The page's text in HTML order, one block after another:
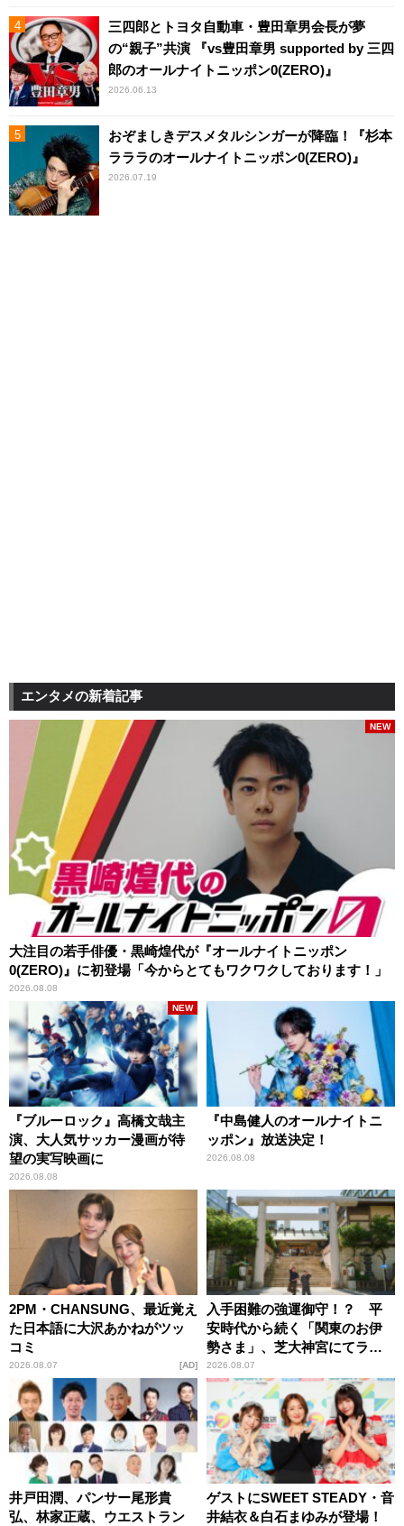
三四郎とトヨタ自動車・豊田章男会長が夢
の“親子”共演 『vs豊田章男 supported by 三四
郎のオールナイトニッポン0(ZERO)』
2026.06.13
おぞましきデスメタルシンガーが降臨！『杉本
ラララのオールナイトニッポン0(ZERO)』
2026.07.19
エンタメの新着記事
大注目の若手俳優・黒崎煌代が『オールナイトニッポン
0(ZERO)』に初登場「今からとてもワクワクしております！」
2026.08.08
NEW
『ブルーロック』高橋文哉主
演、大人気サッカー漫画が待
望の実写映画に
2026.08.08
NEW
『中島健人のオールナイトニ
ッポン』放送決定！
2026.08.08
2PM・CHANSUNG、最近覚え
た日本語に大沢あかねがツッ
コミ
2026.08.07 AD
入手困難の強運御守！？ 平
安時代から続く「関東のお伊
勢さま」、芝大神宮にてラン
パンプスが合格祈願！
2026.08.07
井戸田潤、パンサー尾形貴
弘、林家正蔵、ウエストラン
ゲストにSWEET STEADY・音
井結衣＆白石まゆみが登場！